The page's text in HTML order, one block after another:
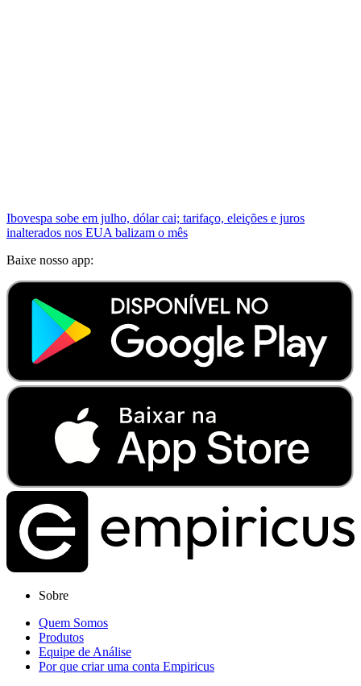
Ibovespa sobe em julho, dólar cai; tarifaço, eleições e juros
inalterados nos EUA balizam o mês
Baixe nosso app:
Sobre
Quem Somos
Produtos
Equipe de Análise
Por que criar uma conta Empiricus